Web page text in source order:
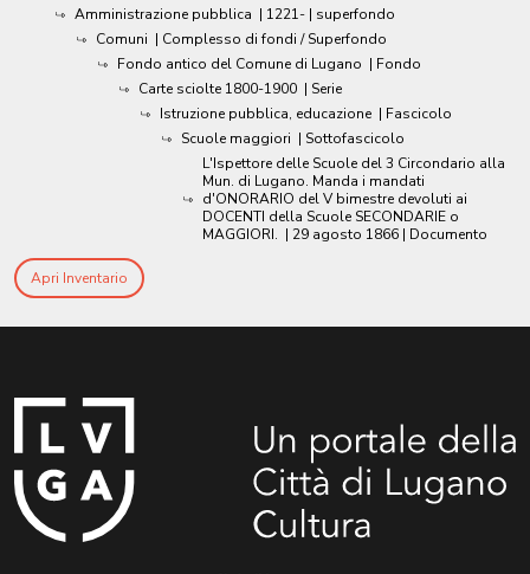
Amministrazione pubblica | 1221- | superfondo
Comuni | Complesso di fondi / Superfondo
Fondo antico del Comune di Lugano | Fondo
Carte sciolte 1800-1900 | Serie
Istruzione pubblica, educazione | Fascicolo
Scuole maggiori | Sottofascicolo
L'Ispettore delle Scuole del 3 Circondario alla
Mun. di Lugano. Manda i mandati
d'ONORARIO del V bimestre devoluti ai
DOCENTI della Scuole SECONDARIE o
MAGGIORI. | 29 agosto 1866 | Documento
Apri Inventario